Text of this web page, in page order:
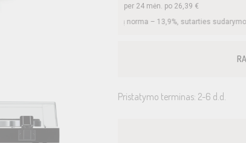
per 24 mėn. po 26,39 €
%, sutarties sudarymo mokestis -3%,
Pristatymo terminas: 2-6 d.d.